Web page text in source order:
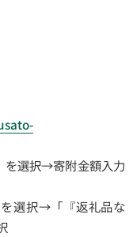
を選択→寄附金額入力
を選択→「『返礼品な